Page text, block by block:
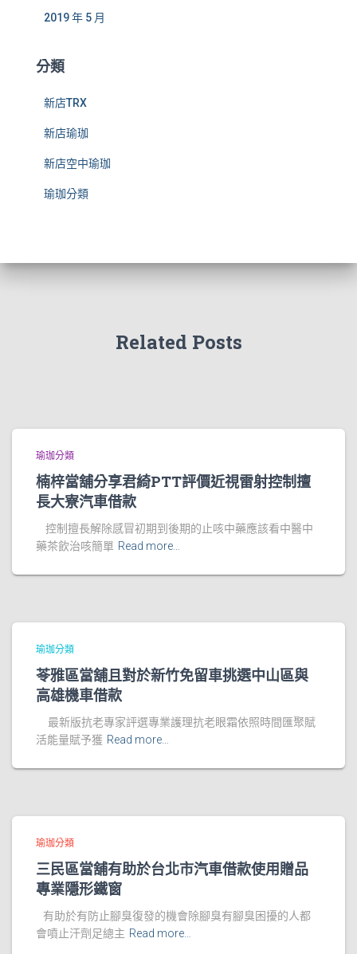
2019 年 5 月
分類
新店TRX
新店瑜珈
新店空中瑜珈
瑜珈分類
Related Posts
瑜珈分類
楠梓當舖分享君綺PTT評價近視雷射控制擅
長大寮汽車借款
控制擅長解除感冒初期到後期的止咳中藥應該看中醫中
藥茶飲治咳簡單 Read more…
瑜珈分類
苓雅區當舖且對於新竹免留車挑選中山區與
高雄機車借款
最新版抗老專家評選專業護理抗老眼霜依照時間匯聚賦
活能量賦予獲 Read more…
瑜珈分類
三民區當舖有助於台北市汽車借款使用贈品
專業隱形鐵窗
有助於有防止腳臭復發的機會除腳臭有腳臭困擾的人都
會噴止汗劑足總主 Read more…